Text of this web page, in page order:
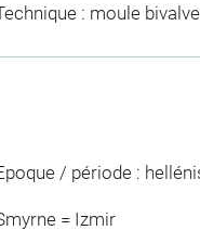
: moule
/ période :
= Izmir